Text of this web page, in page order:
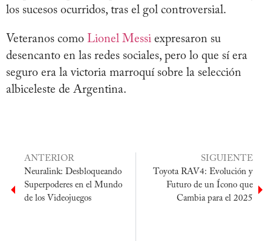
los sucesos ocurridos, tras el gol controversial.
Veteranos como Lionel Messi expresaron su
desencanto en las redes sociales, pero lo que sí era
seguro era la victoria marroquí sobre la selección
albiceleste de Argentina.
ANTERIOR
Neuralink: Desbloqueando
Superpoderes en el Mundo
de los Videojuegos
SIGUIENTE
Toyota RAV4: Evolución y
Futuro de un Ícono que
Cambia para el 2025